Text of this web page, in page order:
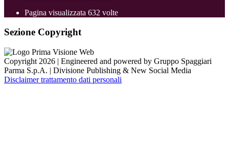
Pagina visualizzata 632 volte
Sezione Copyright
Copyright 2026 | Engineered and powered by Gruppo Spaggiari
Parma S.p.A. | Divisione Publishing & New Social Media
Disclaimer trattamento dati personali